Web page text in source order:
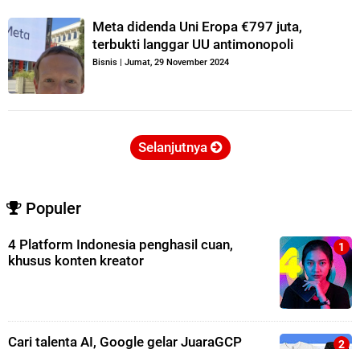
Meta didenda Uni Eropa €797 juta,
terbukti langgar UU antimonopoli
Bisnis | Jumat, 29 November 2024
Selanjutnya
Populer
4 Platform Indonesia penghasil cuan,
khusus konten kreator
Cari talenta AI, Google gelar JuaraGCP